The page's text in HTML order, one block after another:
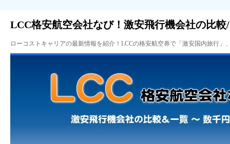
LCC格安航空会社なび！激安飛行機会社の比較
ローコストキャリアの最新情報を紹介！LCCの格安航空券で「激安国内旅行